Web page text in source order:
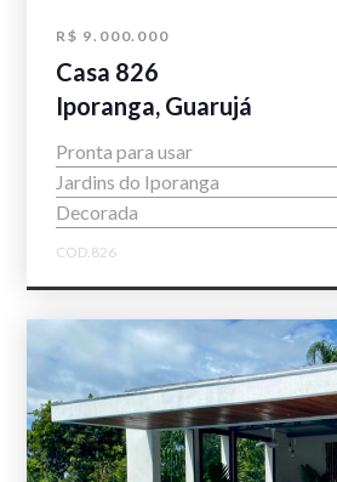
R$ 9.000.000
Casa 826
Iporanga, Guarujá
Pronta para usar
Jardins do Iporanga
Decorada
COD.826